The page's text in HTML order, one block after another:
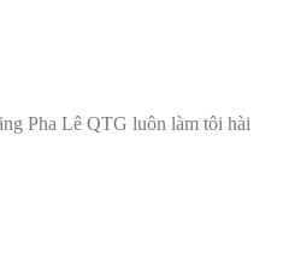
Pha Lê QTG luôn làm tôi hài